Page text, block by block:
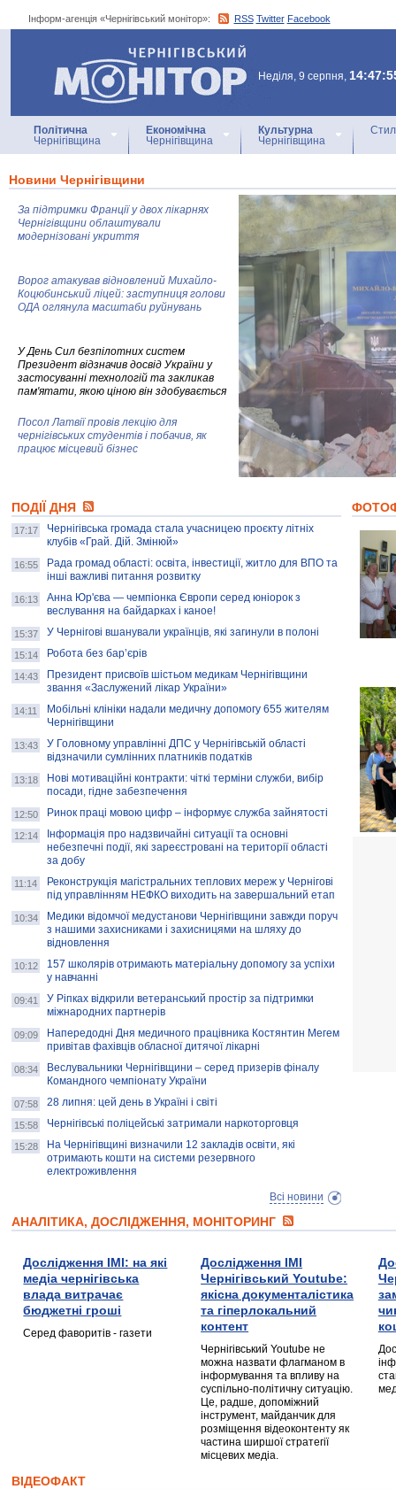
Інформ-агенція «Чернігівський монітор»: RSS Twitter Facebook
Інформ-агенція
«Чернігівський монітор»
Неділя, 9 серпня,
Політична
Чернігівщина
Економічна
Чернігівщина
Культурна
Чернігівщина
Новини Чернігівщини
За підтримки Франції у двох лікарнях
Чернігівщини облаштували
модернізовані укриття
Ворог атакував відновлений Михайло-
Коцюбинський ліцей: заступниця голови
ОДА оглянула масштаби руйнувань
У День Сил безпілотних систем
Президент відзначив досвід України у
застосуванні технологій та закликав
пам'ятати, якою ціною він здобувається
Посол Латвії провів лекцію для
чернігівських студентів і побачив, як
працює місцевий бізнес
колекцію про війну, емоції та тварин
AB InBev Efes Україна підтримала
навчальний проєкт "Молодіжна бізнес-
школа", спрямований на розвиток
підприємництва у Чернігівській області
Золота тварина: видання Forbes
написало про чернігівця Патрона: хто і
скільки на ньому заробляє? І куди
витрачають?
ПОДІЇ ДНЯ
17:17
Чернігівська громада стала учасницею проєкту літніх
клубів «Грай. Дій. Змінюй»
16:55
Рада громад області: освіта, інвестиції, житло для ВПО та
інші важливі питання розвитку
16:13
Анна Юр'єва — чемпіонка Європи серед юніорок з
веслування на байдарках і каное!
15:37 У Чернігові вшанували українців, які загинули в полоні
15:14 Робота без бар’єрів
14:43
Президент присвоїв шістьом медикам Чернігівщини
звання «Заслужений лікар України»
14:11
Мобільні клініки надали медичну допомогу 655 жителям
Чернігівщини
13:43
У Головному управлінні ДПС у Чернігівській області
відзначили сумлінних платників податків
13:18
Нові мотиваційні контракти: чіткі терміни служби, вибір
посади, гідне забезпечення
12:50 Ринок праці мовою цифр – інформує служба зайнятості
12:14
Інформація про надзвичайні ситуації та основні
небезпечні події, які зареєстровані на території області
за добу
11:14
Реконструкція магістральних теплових мереж у Чернігові
під управлінням НЕФКО виходить на завершальний етап
10:34
Медики відомчої медустанови Чернігівщини завжди поруч
з нашими захисниками і захисницями на шляху до
відновлення
10:12
157 школярів отримають матеріальну допомогу за успіхи
у навчанні
09:41
У Ріпках відкрили ветеранський простір за підтримки
міжнародних партнерів
09:09
Напередодні Дня медичного працівника Костянтин Мегем
привітав фахівців обласної дитячої лікарні
08:34
Веслувальники Чернігівщини – серед призерів фіналу
Командного чемпіонату України
07:58 28 липня: цей день в Україні і світі
15:58 Чернігівські поліцейські затримали наркоторговця
15:28
На Чернігівщині визначили 12 закладів освіти, які
отримають кошти на системи резервного
електроживлення
Всі новини
АНАЛІТИКА, ДОСЛІДЖЕННЯ, МОНІТОРИНГ
Дослідження ІМІ: на які
медіа чернігівська
влада витрачає
бюджетні гроші
Серед фаворитів - газети
Дослідження ІМІ
Чернігівський Youtube:
якісна документалістика
та гіперлокальний
контент
Чернігівський Youtube не
можна назвати флагманом в
інформування та впливу на
суспільно-політичну ситуацію.
Це, радше, допоміжний
інструмент, майданчик для
розміщення відеоконтенту як
частина ширшої стратегії
місцевих медіа.
ВІДЕОФАКТ